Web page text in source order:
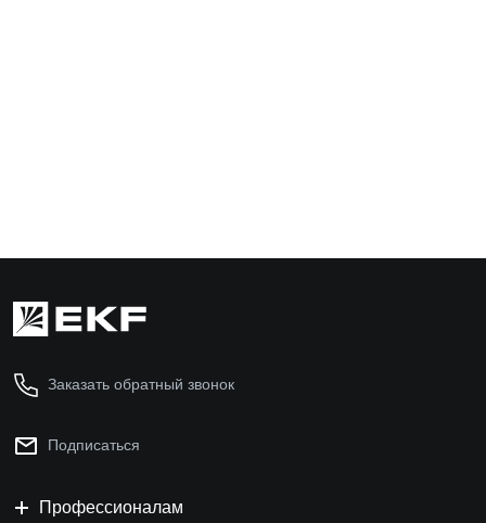
Заказать обратный звонок
Подписаться
Профессионалам